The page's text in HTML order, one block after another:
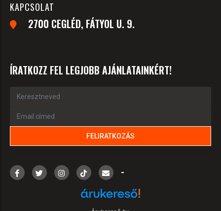
KAPCSOLAT
2700 CEGLÉD, FÁTYOL U. 9.
ÍRATKOZZ FEL LEGJOBB AJÁNLATAINKÉRT!
-